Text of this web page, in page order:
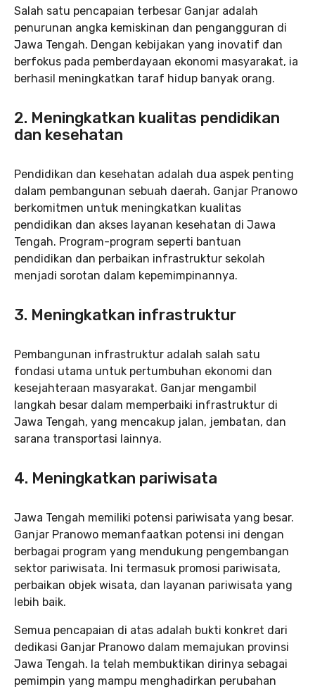
Salah satu pencapaian terbesar Ganjar adalah
penurunan angka kemiskinan dan pengangguran di
Jawa Tengah. Dengan kebijakan yang inovatif dan
berfokus pada pemberdayaan ekonomi masyarakat, ia
berhasil meningkatkan taraf hidup banyak orang.
2. Meningkatkan kualitas pendidikan
dan kesehatan
Pendidikan dan kesehatan adalah dua aspek penting
dalam pembangunan sebuah daerah. Ganjar Pranowo
berkomitmen untuk meningkatkan kualitas
pendidikan dan akses layanan kesehatan di Jawa
Tengah. Program-program seperti bantuan
pendidikan dan perbaikan infrastruktur sekolah
menjadi sorotan dalam kepemimpinannya.
3. Meningkatkan infrastruktur
Pembangunan infrastruktur adalah salah satu
fondasi utama untuk pertumbuhan ekonomi dan
kesejahteraan masyarakat. Ganjar mengambil
langkah besar dalam memperbaiki infrastruktur di
Jawa Tengah, yang mencakup jalan, jembatan, dan
sarana transportasi lainnya.
4. Meningkatkan pariwisata
Jawa Tengah memiliki potensi pariwisata yang besar.
Ganjar Pranowo memanfaatkan potensi ini dengan
berbagai program yang mendukung pengembangan
sektor pariwisata. Ini termasuk promosi pariwisata,
perbaikan objek wisata, dan layanan pariwisata yang
lebih baik.
Semua pencapaian di atas adalah bukti konkret dari
dedikasi Ganjar Pranowo dalam memajukan provinsi
Jawa Tengah. Ia telah membuktikan dirinya sebagai
pemimpin yang mampu menghadirkan perubahan